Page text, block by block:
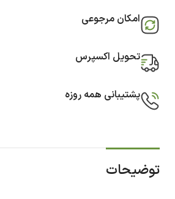
امکان مرجوعی
تحویل اکسپرس
پشتیبانی همه روزه
توضیحات